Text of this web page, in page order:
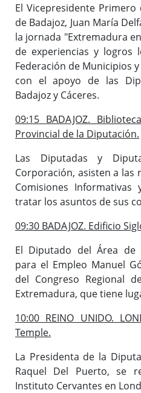
El Vicepresidente
de Badajoz, Juan María
la jornada "Extremadura
de experiencias y logros
Federación de Municipios
con el apoyo de las
Badajoz y Cáceres.
09:15 BADAJOZ.
Provincial de la Diputación.
Las Diputadas y
Corporación, asisten a las
Comisiones Informativas
tratar los asuntos de sus
09:30 BADAJOZ. Edificio
El Diputado del Área de
para el Empleo Manuel
del Congreso Regional
Extremadura, que tiene
10:00 REINO UNIDO.
Temple.
La Presidenta de la
Raquel Del Puerto, se
Instituto Cervantes en